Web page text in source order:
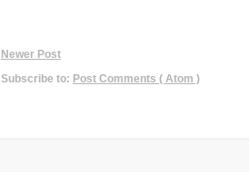
Newer Post
Subscribe to: Post Comments ( Atom )